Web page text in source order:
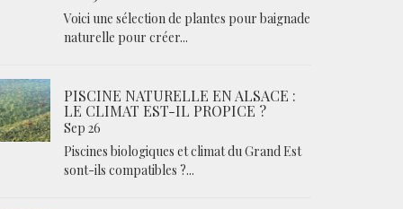
Voici une sélection de plantes pour baignade
naturelle pour créer...
PISCINE NATURELLE EN ALSACE :
LE CLIMAT EST-IL PROPICE ?
Sep 26
Piscines biologiques et climat du Grand Est
sont-ils compatibles ?...